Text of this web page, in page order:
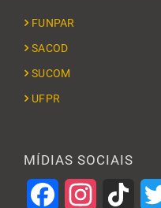
FUNPAR
SACOD
SUCOM
UFPR
MÍDIAS SOCIAIS
FacebookInstagram